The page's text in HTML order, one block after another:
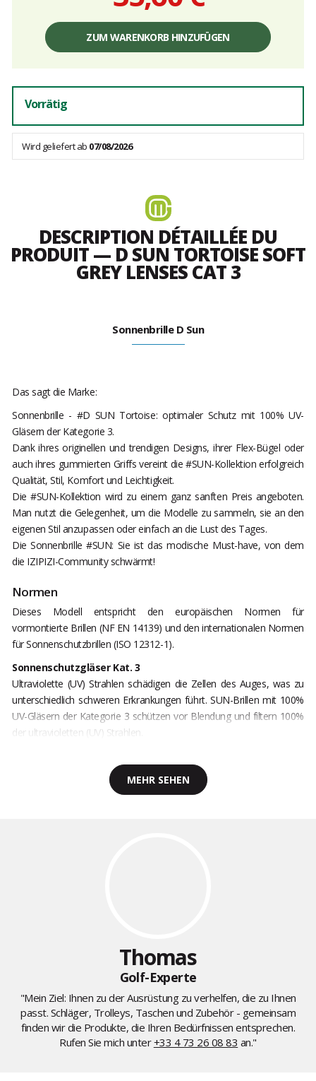
Einzelpreis,
Gebühren
ZUM WARENKORB HINZUFÜGEN
Vorrätig
Wird geliefert ab 07/08/2026
DESCRIPTION DÉTAILLÉE DU
PRODUIT — D SUN TORTOISE SOFT
GREY LENSES CAT 3
Sonnenbrille D Sun
Das sagt die Marke:
Sonnenbrille - #D SUN Tortoise: optimaler Schutz mit 100% UV-
Gläsern der Kategorie 3.
Dank ihres originellen und trendigen Designs, ihrer Flex-Bügel oder
auch ihres gummierten Griffs vereint die #SUN-Kollektion erfolgreich
Qualität, Stil, Komfort und Leichtigkeit.
Die #SUN-Kollektion wird zu einem ganz sanften Preis angeboten.
Man nutzt die Gelegenheit, um die Modelle zu sammeln, sie an den
eigenen Stil anzupassen oder einfach an die Lust des Tages.
Die Sonnenbrille #SUN: Sie ist das modische Must-have, von dem
die IZIPIZI-Community schwärmt!
Normen
Dieses Modell entspricht den europäischen Normen für
vormontierte Brillen (NF EN 14139) und den internationalen Normen
für Sonnenschutzbrillen (ISO 12312-1).
Sonnenschutzgläser Kat. 3
Ultraviolette (UV) Strahlen schädigen die Zellen des Auges, was zu
unterschiedlich schweren Erkrankungen führt. SUN-Brillen mit 100%
UV-Gläsern der Kategorie 3 schützen vor Blendung und filtern 100%
der ultravioletten (UV) Strahlen.
MEHR SEHEN
Thomas
Golf-Experte
"Mein Ziel: Ihnen zu der Ausrüstung zu verhelfen, die zu Ihnen
passt. Schläger, Trolleys, Taschen und Zubehör - gemeinsam
finden wir die Produkte, die Ihren Bedürfnissen entsprechen.
Rufen Sie mich unter+33 4 73 26 08 83 an."